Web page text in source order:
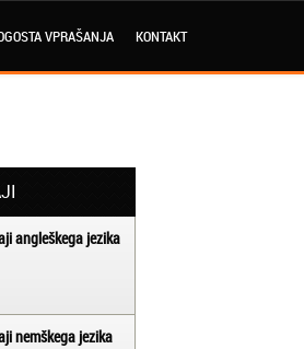
VPRAŠANJA KONTAKT
angleškega jezika
nemškega jezika